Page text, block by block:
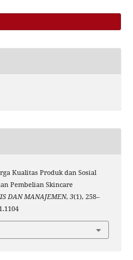
Kualitas Produk dan Sosial
Pembelian Skincare
DAN MANAJEMEN, 3(1), 258–